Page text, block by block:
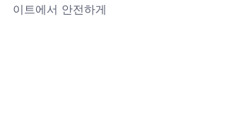
이트에서 안전하게